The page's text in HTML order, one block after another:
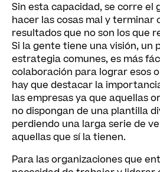
Sin esta capacidad, se corre el
hacer las cosas mal y terminar
resultados que no son los que
Si la gente tiene una visión, un
estrategia comunes, es más
colaboración para lograr esos
hay que destacar la
las empresas ya que aquellas
no dispongan de una plantilla
perdiendo una larga serie de
aquellas que sí la tienen.
Para las organizaciones que